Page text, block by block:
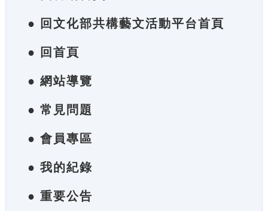
● 回文化部共構藝文活動平台首頁
● 回首頁
● 網站導覽
● 常見問題
● 會員專區
● 我的紀錄
● 重要公告